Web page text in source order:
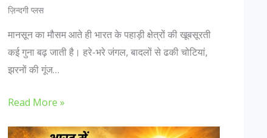
ज़िन्दगी प्लस
मानसून का मौसम आते ही भारत के पहाड़ी क्षेत्रों की खूबसूरती
कई गुना बढ़ जाती है। हरे-भरे जंगल, बादलों से ढकी चोटियां,
झरनों की गूंज…
Read More »